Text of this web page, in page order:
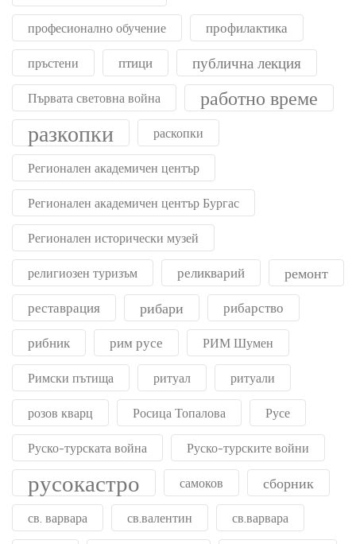
професионално обучение профилактика
пръстени птици публична лекция
Първата световна война работно време
разкопки раскопки
Регионален академичен център
Регионален академичен център Бургас
Регионален исторически музей
религиозен туризъм реликварий ремонт
реставрация рибари рибарство
рибник рим русе РИМ Шумен
Римски пътища ритуал ритуали
розов кварц Росица Топалова Русе
Руско-турската война Руско-турските войни
русокастро самоков сборник
св. варвара св.валентин св.варвара